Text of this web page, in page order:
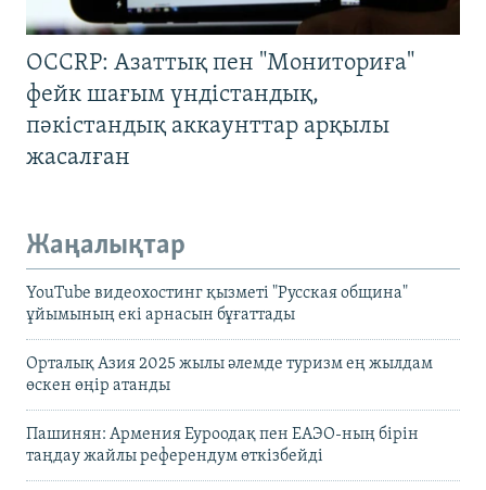
OCCRP: Азаттық пен "Мониториға"
фейк шағым үндістандық,
пәкістандық аккаунттар арқылы
жасалған
Жаңалықтар
YouTube видеохостинг қызметі "Русская община"
ұйымының екі арнасын бұғаттады
Орталық Азия 2025 жылы әлемде туризм ең жылдам
өскен өңір атанды
Пашинян: Армения Еуроодақ пен ЕАЭО-ның бірін
таңдау жайлы референдум өткізбейді